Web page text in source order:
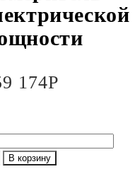
174Р
В корзину